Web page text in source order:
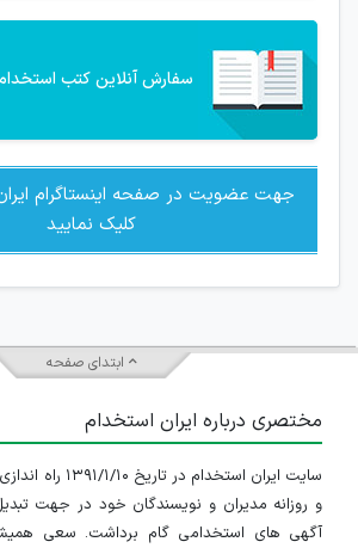
سفارش آنلاین کتب
جهت عضویت در صفحه اینستاگرام
کلیک نمایید
ابتدای صفحه
مختصری درباره ایران استخدام
سایت ایران
و روزانه مدیران و نویسندگان خود در جهت
آگهی های استخدامی گام برداشت. سعی